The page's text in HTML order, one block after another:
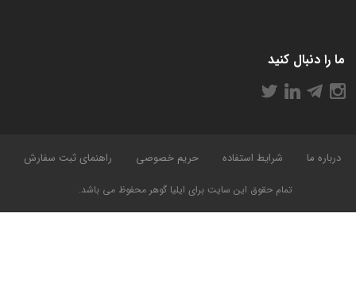
تمام حقوق این سایت برای ایلیا گوهر محفوظ می باشد.
درباره ما شرایط استفاده حریم خصوصی راهنمای ثبت سفارش
ما را دنبال کنید